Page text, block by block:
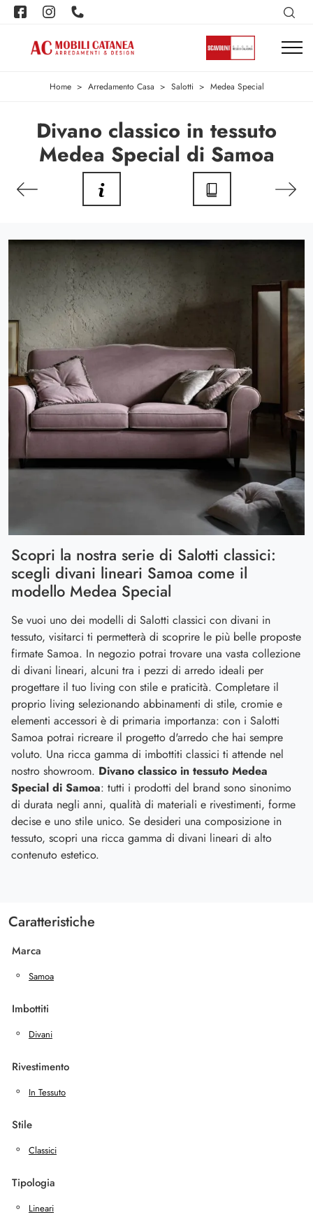
Home > Arredamento Casa > Salotti > Medea Special
Divano classico in tessuto
Medea Special di Samoa
Scopri la nostra serie di Salotti classici:
scegli divani lineari Samoa come il
modello Medea Special
Se vuoi uno dei modelli di Salotti classici con divani in
tessuto, visitarci ti permetterà di scoprire le più belle proposte
firmate Samoa. In negozio potrai trovare una vasta collezione
di divani lineari, alcuni tra i pezzi di arredo ideali per
progettare il tuo living con stile e praticità. Completare il
proprio living selezionando abbinamenti di stile, cromie e
elementi accessori è di primaria importanza: con i Salotti
Samoa potrai ricreare il progetto d'arredo che hai sempre
voluto. Una ricca gamma di imbottiti classici ti attende nel
nostro showroom. Divano classico in tessuto Medea
Special di Samoa: tutti i prodotti del brand sono sinonimo
di durata negli anni, qualità di materiali e rivestimenti, forme
decise e uno stile unico. Se desideri una composizione in
tessuto, scopri una ricca gamma di divani lineari di alto
contenuto estetico.
Caratteristiche
Marca
Samoa
Imbottiti
Divani
Rivestimento
In Tessuto
Stile
Classici
Tipologia
Lineari